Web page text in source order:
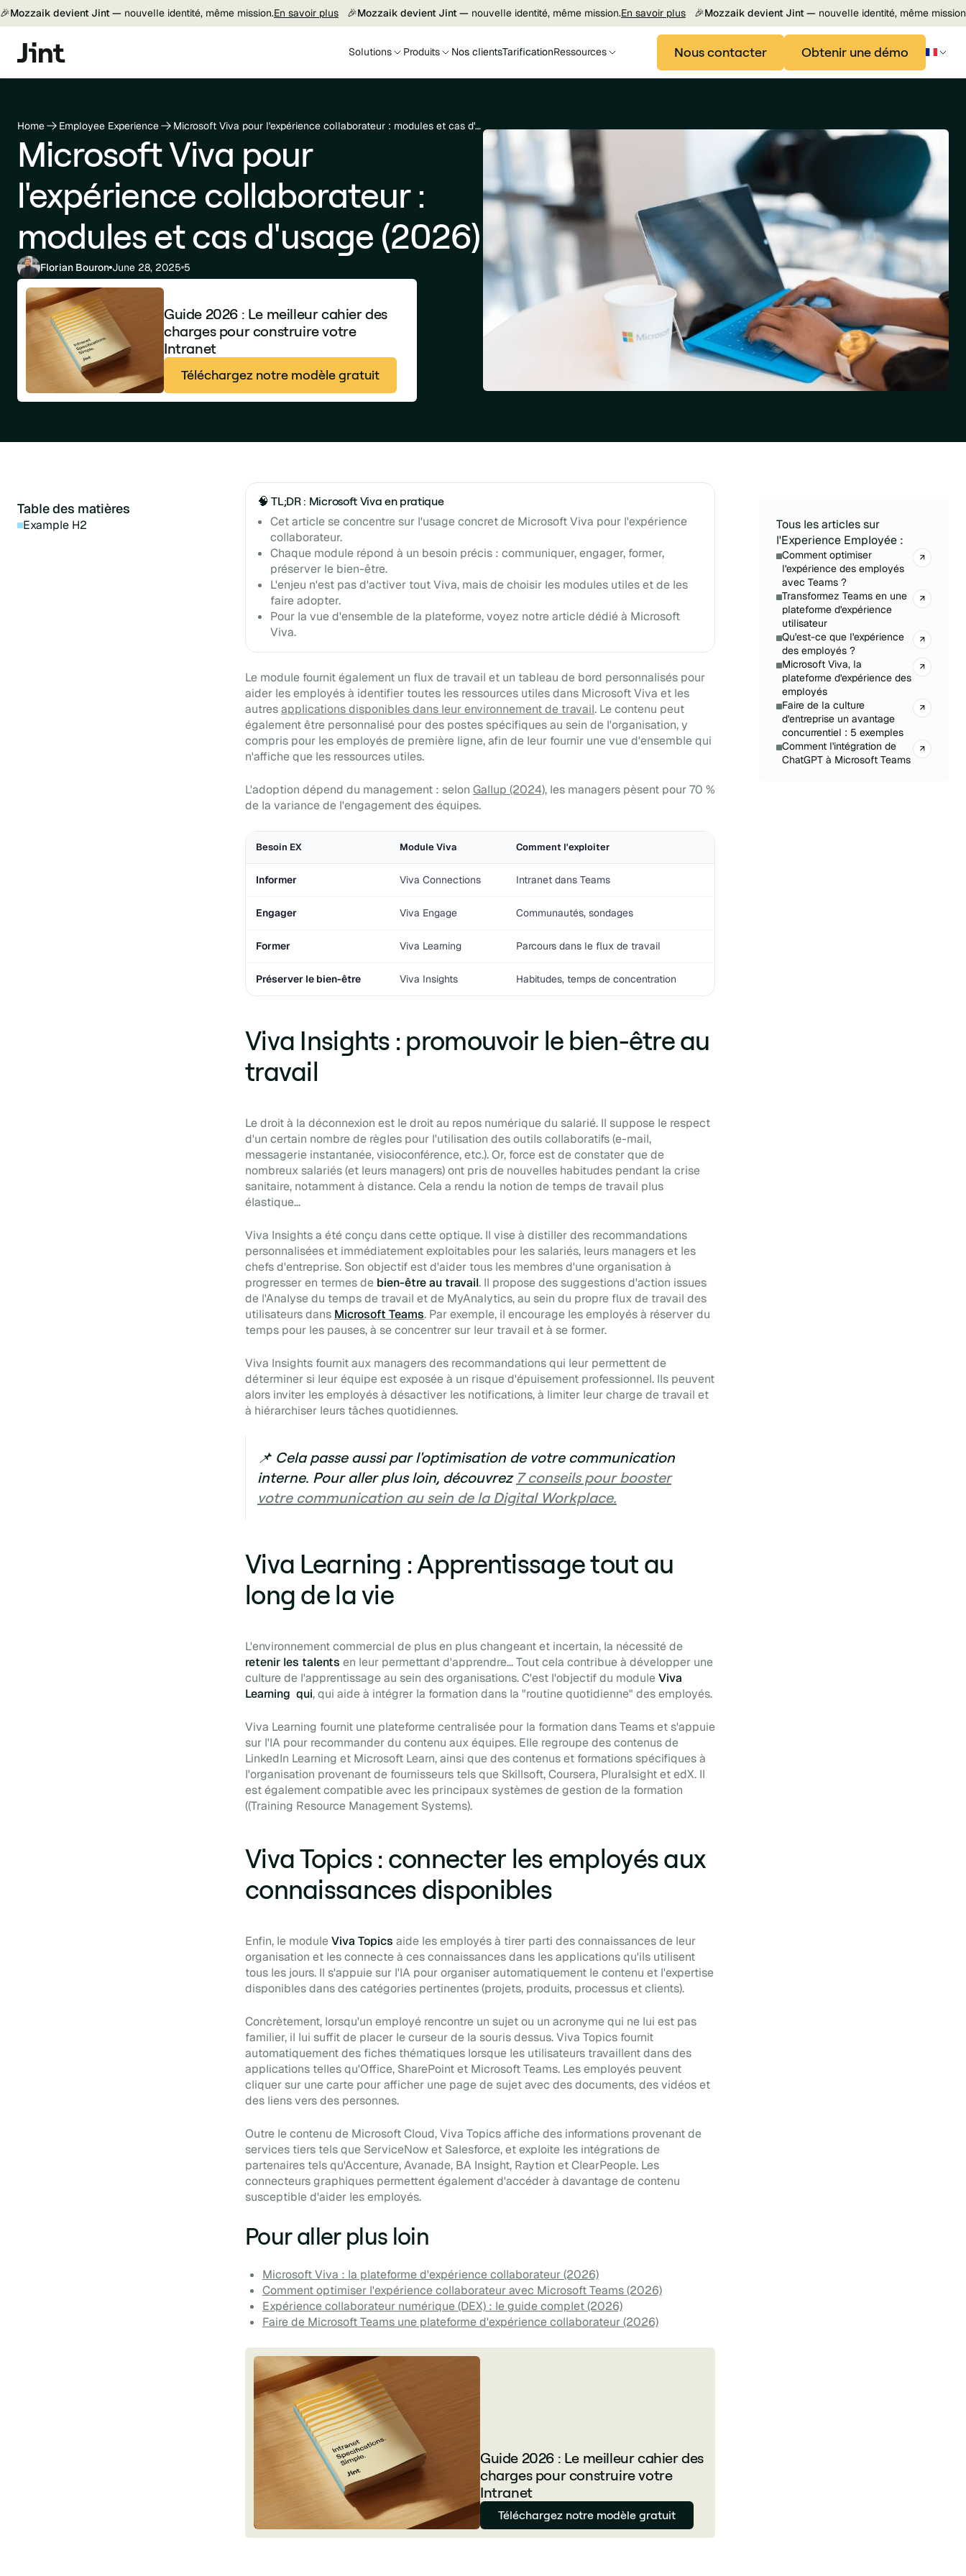
🎉Mozzaik devient Jint — nouvelle identité, même mission.En savoir plus 🎉Mozzaik devient Jint — nouvelle identité, même mission.En savoir plus 🎉Mozzaik devient Jint — nouvelle identité, même
Solutions Produits Nos clientsTarificationRessources Nous contacter Obtenir une démo
Home Employee Experience Microsoft Viva pour l'expérience collaborateur : modules et cas d'usage (2026)
Microsoft Viva pour
l'expérience collaborateur :
modules et cas d'usage (2026)
Florian Bouron June 28, 2025 5
Guide 2026 : Le meilleur cahier des
charges pour construire votre
Intranet
Téléchargez notre modèle gratuit
Table des matières
Example H2
🧠 TL;DR : Microsoft Viva en pratique
Cet article se concentre sur l'usage concret de Microsoft Viva pour l'expérience
collaborateur.
Chaque module répond à un besoin précis : communiquer, engager, former,
préserver le bien-être.
L'enjeu n'est pas d'activer tout Viva, mais de choisir les modules utiles et de les
faire adopter.
Pour la vue d'ensemble de la plateforme, voyez notre article dédié à Microsoft
Viva.
Le module fournit également un flux de travail et un tableau de bord personnalisés pour
aider les employés à identifier toutes les ressources utiles dans Microsoft Viva et les
autresapplications disponibles dans leur environnement de travail. Le contenu peut
également être personnalisé pour des postes spécifiques au sein de l'organisation, y
compris pour les employés de première ligne, afin de leur fournir une vue d'ensemble qui
n'affiche que les ressources utiles.
L'adoption dépend du management : selon Gallup (2024), les managers pèsent pour 70 %
de la variance de l'engagement des équipes.
Besoin EX Module Viva Comment l'exploiter
Informer Viva Connections Intranet dans Teams
Engager Viva Engage Communautés, sondages
Former Viva Learning Parcours dans le flux de travail
Préserver le bien-être Viva Insights Habitudes, temps de concentration
Viva Insights : promouvoir le bien-être au
travail
Le droit à la déconnexion est le droit au repos numérique du salarié. Il suppose le respect
d'un certain nombre de règles pour l'utilisation des outils collaboratifs (e-mail,
messagerie instantanée, visioconférence, etc.). Or, force est de constater que de
nombreux salariés (et leurs managers) ont pris de nouvelles habitudes pendant la crise
sanitaire, notamment à distance. Cela a rendu la notion de temps de travail plus
élastique...
Viva Insights a été conçu dans cette optique. Il vise à distiller des recommandations
personnalisées et immédiatement exploitables pour les salariés, leurs managers et les
chefs d'entreprise. Son objectif est d'aider tous les membres d'une organisation à
progresser en termes de bien-être au travail. Il propose des suggestions d'action issues
de l'Analyse du temps de travail et de MyAnalytics, au sein du propre flux de travail des
utilisateurs dans Microsoft Teams. Par exemple, il encourage les employés à réserver du
temps pour les pauses, à se concentrer sur leur travail et à se former.
Viva Insights fournit aux managers des recommandations qui leur permettent de
déterminer si leur équipe est exposée à un risque d'épuisement professionnel. Ils peuvent
alors inviter les employés à désactiver les notifications, à limiter leur charge de travail et
à hiérarchiser leurs tâches quotidiennes.
📌 Cela passe aussi par l'optimisation de votre communication
interne. Pour aller plus loin, découvrez 7 conseils pour booster
votre communication au sein de la Digital Workplace.
Viva Learning : Apprentissage tout au
long de la vie
L'environnement commercial de plus en plus changeant et incertain, la nécessité de
retenir les talents en leur permettant d'apprendre... Tout cela contribue à développer une
culture de l'apprentissage au sein des organisations. C'est l'objectif du moduleViva
Learning qui, qui aide à intégrer la formation dans la "routine quotidienne" des employés.
Viva Learning fournit une plateforme centralisée pour la formation dans Teams et s'appuie
sur l'IA pour recommander du contenu aux équipes. Elle regroupe des contenus de
LinkedIn Learning et Microsoft Learn, ainsi que des contenus et formations spécifiques à
l'organisation provenant de fournisseurs tels que Skillsoft, Coursera, Pluralsight et edX. Il
est également compatible avec les principaux systèmes de gestion de la formation
((Training Resource Management Systems).
Viva Topics : connecter les employés aux
connaissances disponibles
Enfin, le moduleViva Topics aide les employés à tirer parti des connaissances de leur
organisation et les connecte à ces connaissances dans les applications qu'ils utilisent
tous les jours. Il s'appuie sur l'IA pour organiser automatiquement le contenu et l'expertise
disponibles dans des catégories pertinentes (projets, produits, processus et clients).
Concrètement, lorsqu'un employé rencontre un sujet ou un acronyme qui ne lui est pas
familier, il lui suffit de placer le curseur de la souris dessus. Viva Topics fournit
automatiquement des fiches thématiques lorsque les utilisateurs travaillent dans des
applications telles qu'Office, SharePoint et Microsoft Teams. Les employés peuvent
cliquer sur une carte pour afficher une page de sujet avec des documents, des vidéos et
des liens vers des personnes.
Outre le contenu de Microsoft Cloud, Viva Topics affiche des informations provenant de
services tiers tels que ServiceNow et Salesforce, et exploite les intégrations de
partenaires tels qu'Accenture, Avanade, BA Insight, Raytion et ClearPeople. Les
connecteurs graphiques permettent également d'accéder à davantage de contenu
susceptible d'aider les employés.
Pour aller plus loin
Microsoft Viva : la plateforme d'expérience collaborateur (2026)
Comment optimiser l'expérience collaborateur avec Microsoft Teams (2026)
Expérience collaborateur numérique (DEX) : le guide complet (2026)
Faire de Microsoft Teams une plateforme d'expérience collaborateur (2026)
Guide 2026 : Le meilleur cahier des
charges pour construire votre
Intranet
Téléchargez notre modèle gratuit
Tous les articles sur
l'Experience Employée :
Comment optimiser
l'expérience des employés
avec Teams ?
Transformez Teams en une
plateforme d'expérience
utilisateur
Qu'est-ce que l'expérience
des employés ?
Microsoft Viva, la
plateforme d'expérience des
employés
Faire de la culture
d'entreprise un avantage
concurrentiel : 5 exemples
Comment l'intégration de
ChatGPT à Microsoft Teams